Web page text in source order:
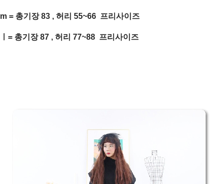
m = 총기장 83 , 허리 55~66 프리사이즈
ㅣ= 총기장 87 , 허리 77~88 프리사이즈